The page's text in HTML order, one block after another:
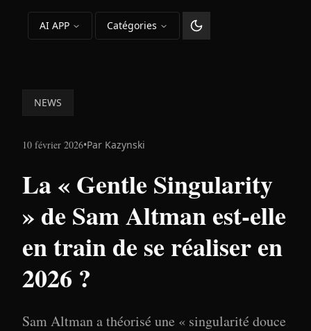
AI APP Catégories
Changer le thème
NEWS
10 février 2026•Par Kazynski
La « Gentle Singularity
» de Sam Altman est-elle
en train de se réaliser en
2026 ?
Sam Altman a théorisé une « singularité douce